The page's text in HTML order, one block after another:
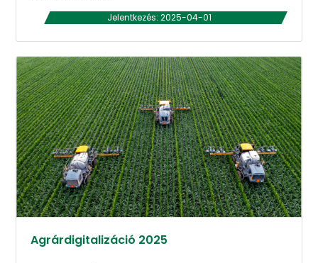
Jelentkezés: 2025-04-01
Agrárdigitalizáció 2025